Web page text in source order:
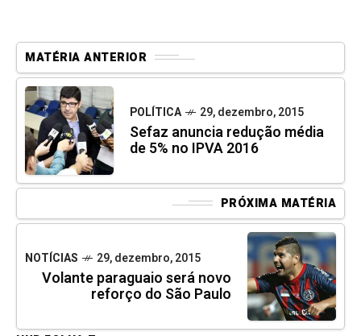
MATÉRIA ANTERIOR
POLÍTICA 29, dezembro, 2015
Sefaz anuncia redução média
de 5% no IPVA 2016
PRÓXIMA MATÉRIA
NOTÍCIAS 29, dezembro, 2015
Volante paraguaio será novo
reforço do São Paulo